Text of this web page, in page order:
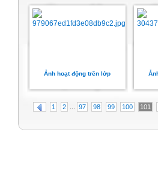
Ảnh hoạt động trên lớp
1 2 ... 97 98 99 100 101